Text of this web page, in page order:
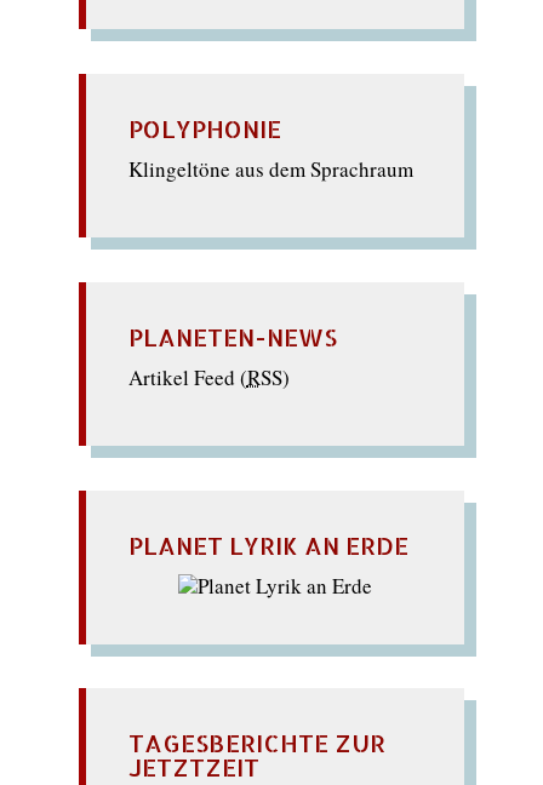
POLYPHONIE
Klingeltöne aus dem Sprachraum
PLANETEN-NEWS
Artikel Feed (RSS)
PLANET LYRIK AN ERDE
TAGESBERICHTE ZUR
JETZTZEIT